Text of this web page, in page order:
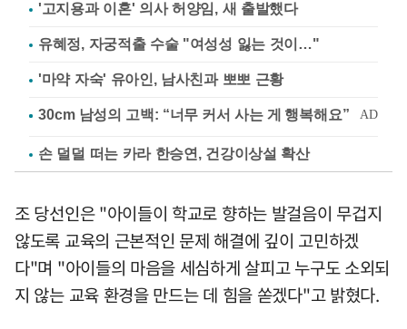
'고지용과 이혼' 의사 허양임, 새 출발했다
유혜정, 자궁적출 수술 "여성성 잃는 것이…"
'마약 자숙' 유아인, 남사친과 뽀뽀 근황
손 덜덜 떠는 카라 한승연, 건강이상설 확산
조 당선인은 "아이들이 학교로 향하는 발걸음이 무겁지
않도록 교육의 근본적인 문제 해결에 깊이 고민하겠
다"며 "아이들의 마음을 세심하게 살피고 누구도 소외되
지 않는 교육 환경을 만드는 데 힘을 쏟겠다"고 밝혔다.